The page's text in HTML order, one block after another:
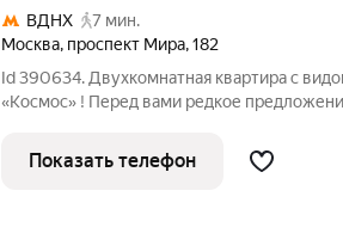
ВДНХ
7 мин.
Москва, проспект Мира,182
Id 390634. Двухкомнатная квартира с
«Космос» ! Перед вами редкое
метра расположена на шестом этаже
дома 1957
Показать телефон